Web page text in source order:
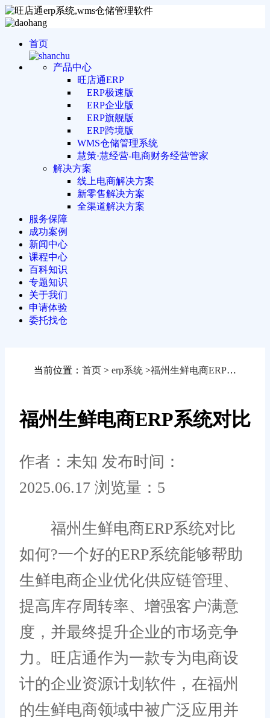
首页
产品中心
旺店通ERP
ERP极速版
ERP企业版
ERP旗舰版
ERP跨境版
WMS仓储管理系统
慧策·慧经营-电商财务经营管家
解决方案
线上电商解决方案
新零售解决方案
全渠道解决方案
服务保障
成功案例
新闻中心
课程中心
百科知识
专题知识
关于我们
申请体验
委托找仓
当前位置： 首页 > erp系统 >福州生鲜电商ERP系统对比
福州生鲜电商ERP系统对比
作者：未知 发布时间：
2025.06.17 浏览量：5
福州生鲜电商ERP系统对比
如何?一个好的ERP系统能够帮助
生鲜电商企业优化供应链管理、
提高库存周转率、增强客户满意
度，并最终提升企业的市场竞争
力。旺店通作为一款专为电商设
计的企业资源计划软件，在福州
的生鲜电商领域中被广泛应用并